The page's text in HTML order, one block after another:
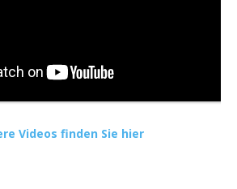
Videos finden Sie hier